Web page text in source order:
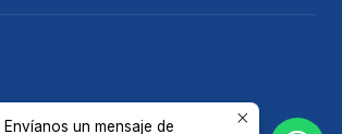
Envíanos un mensaje de